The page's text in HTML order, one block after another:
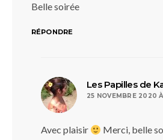
Belle soirée
RÉPONDRE
Les Papilles de
25 NOVEMBRE 2020
Avec plaisir Merci, belle